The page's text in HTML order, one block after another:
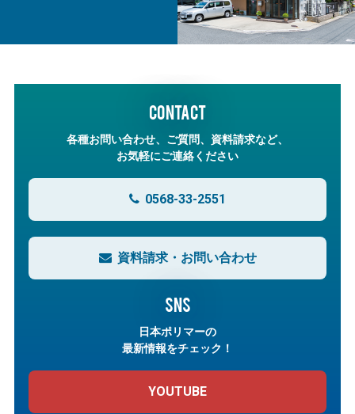
CONTACT
各種お問い合わせ、ご質問、資料請求など、
お気軽にご連絡ください
0568-33-2551
資料請求・お問い合わせ
SNS
日本ポリマーの
最新情報をチェック！
YOUTUBE